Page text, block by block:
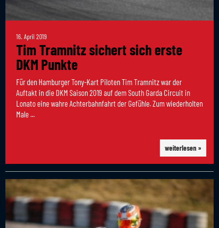
16. April 2019
Tim Tramnitz sichert sich erste
DKM Punkte
Für den Hamburger Tony-Kart Piloten Tim Tramnitz war der
Auftakt in die DKM Saison 2019 auf dem South Garda Circuit in
Lonato eine wahre Achterbahnfahrt der Gefühle. Zum wiederholten
Male ...
weiterlesen »